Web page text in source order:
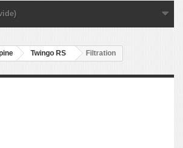
Twingo RS Filtration